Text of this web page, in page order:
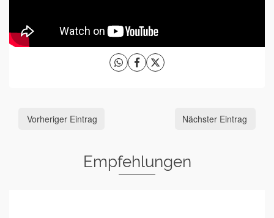
Vorheriger Eintrag Nächster Eintrag
Empfehlungen